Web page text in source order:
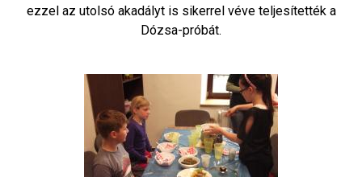
ezzel az utolsó akadályt is sikerrel véve teljesítették a
Dózsa-próbát.